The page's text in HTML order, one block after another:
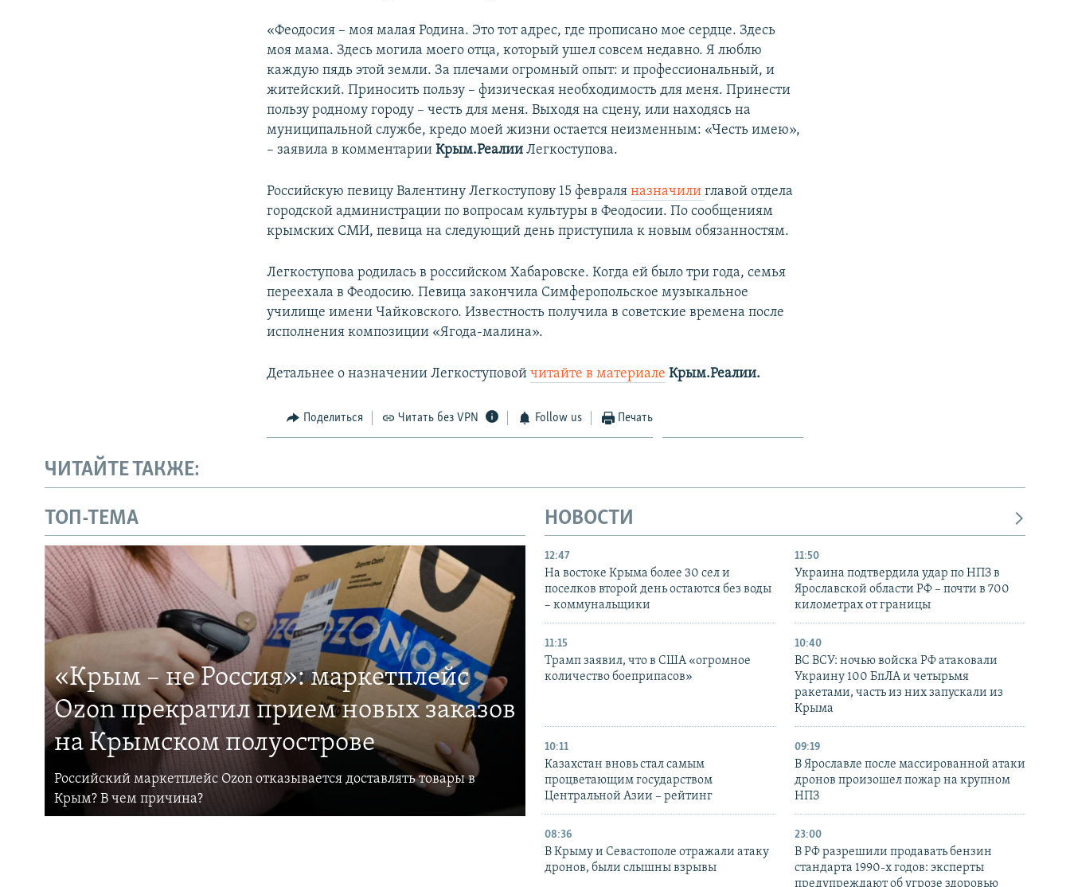
«Феодосия – моя малая Родина. Это тот адрес, где прописано мое сердце. Здесь
моя мама. Здесь могила моего отца, который ушел совсем недавно. Я люблю
каждую пядь этой земли. За плечами огромный опыт: и профессиональный, и
житейский. Приносить пользу – физическая необходимость для меня. Принести
пользу родному городу – честь для меня. Выходя на сцену, или находясь на
муниципальной службе, кредо моей жизни остается неизменным: «Честь имею»,
– заявила в комментарииКрым.РеалииЛегкоступова.
Российскую певицу Валентину Легкоступову 15 февраляназначилиглавой отдела
городской администрации по вопросам культуры в Феодосии. По сообщениям
крымских СМИ, певица на следующий день приступила к новым обязанностям.
Легкоступова родилась в российском Хабаровске. Когда ей было три года, семья
переехала в Феодосию. Певица закончила Симферопольское музыкальное
училище имени Чайковского. Известность получила в советские времена после
исполнения композиции «Ягода-малина».
Детальнее о назначении Легкоступовойчитайте в материале Крым.Реалии.
Поделиться Читать без VPN Follow us Печать
ЧИТАЙТЕ ТАКЖЕ:
ТОП-ТЕМА
«Крым – не Россия»: маркетплейс
Ozon прекратил прием новых заказов
на Крымском полуострове
Российский маркетплейс Ozon отказывается доставлять товары в
Крым? В чем причина?
НОВОСТИ
12:47
На востоке Крыма более 30 сел и
поселков второй день остаются без воды
– коммунальщики
11:50
Украина подтвердила удар по НПЗ в
Ярославской области РФ – почти в 700
километрах от границы
11:15
Трамп заявил, что в США «огромное
количество боеприпасов»
10:40
ВС ВСУ: ночью войска РФ атаковали
Украину 100 БпЛА и четырьмя
ракетами, часть из них запускали из
Крыма
10:11
Казахстан вновь стал самым
процветающим государством
Центральной Азии – рейтинг
09:19
В Ярославле после массированной атаки
дронов произошел пожар на крупном
НПЗ
08:36
В Крыму и Севастополе отражали атаку
дронов, были слышны взрывы
23:00
В РФ разрешили продавать бензин
стандарта 1990-х годов: эксперты
предупреждают об угрозе здоровью